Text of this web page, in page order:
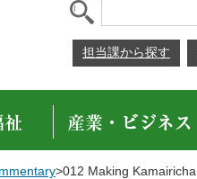
担当課から探す
>012 Making Kamairicha